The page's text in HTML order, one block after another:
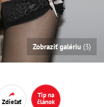
Zobraziť galériu (3)
Zdieľať
Tip na
článok